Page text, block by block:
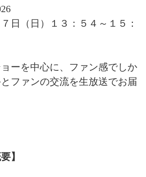
日（日）１３：５４～１５：
ーを中心に、ファン感でしか
ファンの交流を生放送でお届
】